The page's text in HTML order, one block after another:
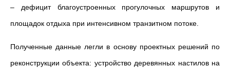
– дефицит благоустроенных прогулочных маршрутов и
площадок отдыха при интенсивном транзитном потоке.
Полученные данные легли в основу проектных решений по
реконструкции объекта: устройство деревянных настилов на